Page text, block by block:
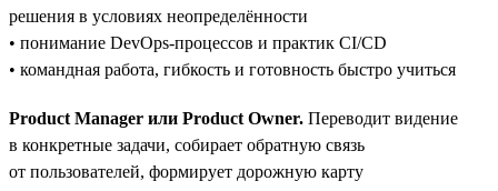
решения в условиях неопределённости
• понимание DevOps-процессов и практик CI/CD
• командная работа, гибкость и готовность быстро учиться
Product Manager или Product Owner. Переводит видение
в конкретные задачи, собирает обратную связь
от пользователей, формирует дорожную карту